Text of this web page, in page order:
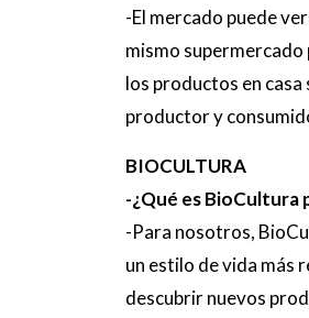
-El mercado puede
mismo
los productos en
productor y
BIOCULTURA
-¿Qué es BioCultura
-Para nosotros,
un estilo de vida más
descubrir nuevos